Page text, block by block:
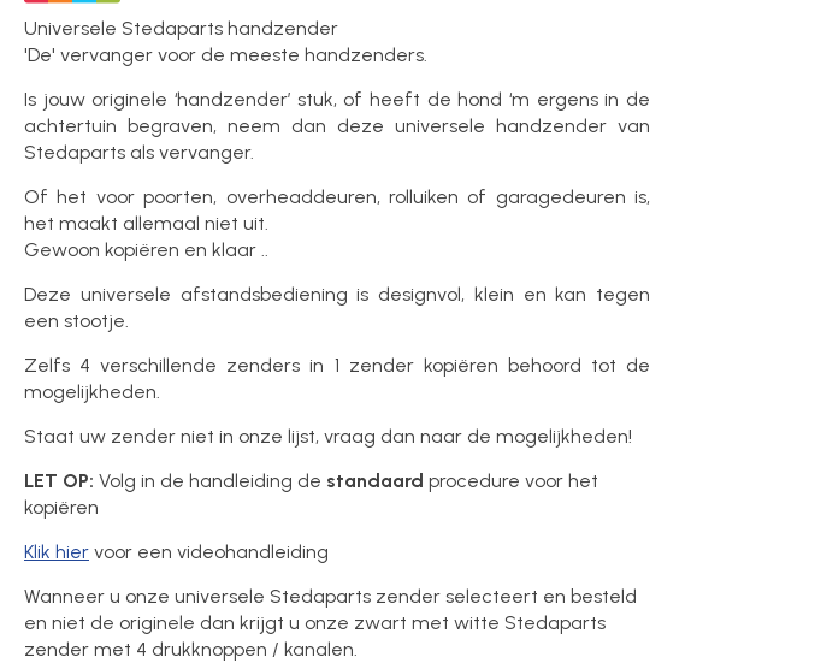
Universele Stedaparts handzender
'De' vervanger voor de meeste handzenders.
Is jouw originele ‘handzender’ stuk, of heeft de hond ‘m ergens in de
achtertuin begraven, neem dan deze universele handzender van
Stedaparts als vervanger.
Of het voor poorten, overheaddeuren, rolluiken of garagedeuren is,
het maakt allemaal niet uit.
Gewoon kopiëren en klaar ..
Deze universele afstandsbediening is designvol, klein en kan tegen
een stootje.
Zelfs 4 verschillende zenders in 1 zender kopiëren behoord tot de
mogelijkheden.
Staat uw zender niet in onze lijst, vraag dan naar de mogelijkheden!
LET OP: Volg in de handleiding de standaard procedure voor het
kopiëren
Klik hier voor een videohandleiding
Wanneer u onze universele Stedaparts zender selecteert en besteld
en niet de originele dan krijgt u onze zwart met witte Stedaparts
zender met 4 drukknoppen / kanalen.